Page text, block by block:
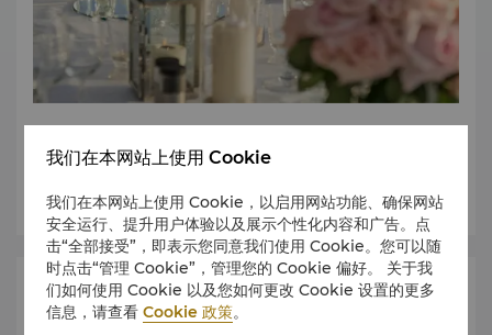
了解更多
Event Spaces
我们在本网站上使用 Cookie
我们在本网站上使用 Cookie，以启用网站功能、确保网站
安全运行、提升用户体验以及展示个性化内容和广告。点
击“全部接受”，即表示您同意我们使用 Cookie。您可以随
时点击“管理 Cookie”，管理您的 Cookie 偏好。 关于我
们如何使用 Cookie 以及您如何更改 Cookie 设置的更多
信息，请查看Cookie 政策。